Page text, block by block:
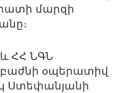
մարզի
ՀՀ ՆԳՆ
օպերատիվ
Ստեփանյանի